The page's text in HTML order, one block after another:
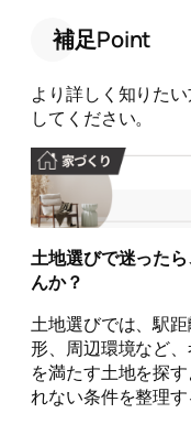
補足Point
より詳しく知りた
してください。
土地選びで迷った
んか？
土地選びでは、駅
形、周辺環境など
を満たす土地を探
れない条件を整理す